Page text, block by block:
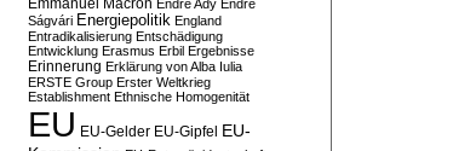
Emmanuel Macron Endre Ady Endre
Ságvári Energiepolitik England
Entradikalisierung Entschädigung
Entwicklung Erasmus Erbil Ergebnisse
Erinnerung Erklärung von Alba Iulia
ERSTE Group Erster Weltkrieg
Establishment Ethnische Homogenität
EU EU-Gelder EU-Gipfel EU-